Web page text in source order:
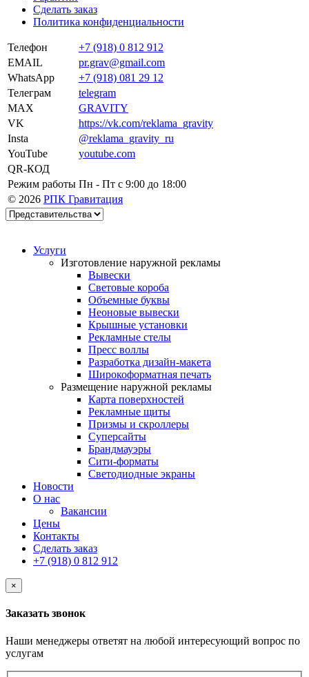
Сделать заказ
Политика конфиденциальности
Телефон
+7 (918) 0 812 912
EMAIL
pr.grav@gmail.com
WhatsApp
+7 (918) 081 29 12
Телеграм
telegram
MAX
GRAVITY
VK
https://vk.com/reklama_gravity
Insta
@reklama_gravity_ru
YouTube
youtube.com
QR-КОД
Режим работы Пн - Пт c 9:00 до 18:00
© 2026 РПК Гравитация
Услуги
Изготовление наружной рекламы
Вывески
Световые короба
Объемные буквы
Неоновые вывески
Крышные установки
Рекламные стелы
Пресс воллы
Разработка дизайн-макета
Широкоформатная печать
Размещение наружной рекламы
Карта поверхностей
Рекламные щиты
Призмы и скроллеры
Суперсайты
Брандмауэры
Сити-форматы
Светодиодные экраны
Новости
О нас
Вакансии
Цены
Контакты
Сделать заказ
+7 (918) 0 812 912
×
Заказать звонок
Наши менеджеры ответят на любой интересующий вопрос по
услугам